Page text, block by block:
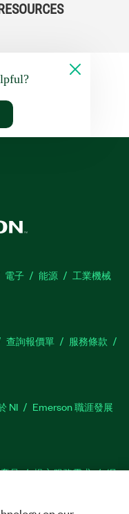
電子 能源
工業機械
查詢報價單
服務條款
NI
Emerson 職涯發展
品 提交服務需求
網